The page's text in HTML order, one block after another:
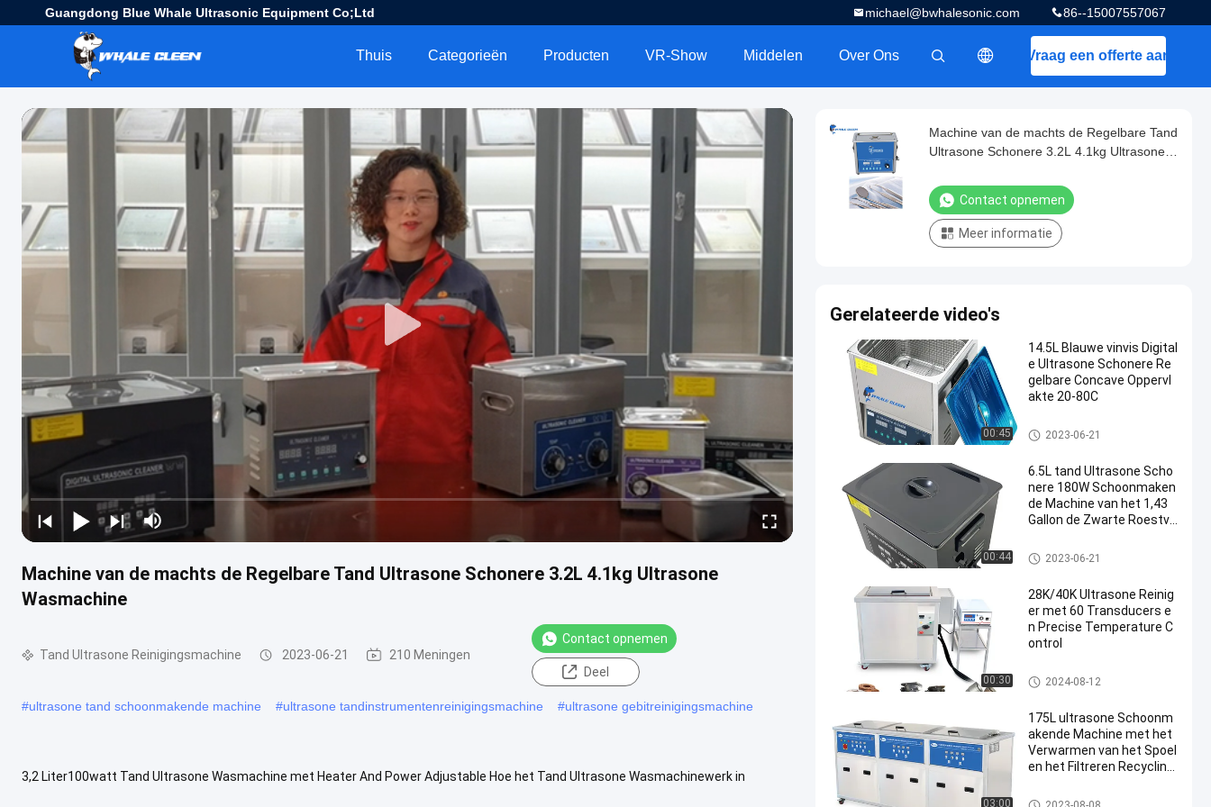
Guangdong Blue Whale Ultrasonic Equipment Co;Ltd 86--15007557067
michael@bwhalesonic.com
Vraag een offerte aan
Thuis Categorieën Producten VR-Show Middelen Over Ons
Machine van de machts de Regelbare Tand Ultrasone Schonere 3.2L 4.1kg Ultrasone
Wasmachine
Tand Ultrasone Reinigingsmachine 2023-06-21 210 Meningen
Contact opnemen
Deel
#ultrasone tand schoonmakende machine #ultrasone tandinstrumentenreinigingsmachine #ultrasone gebitreinigingsmachine
3,2 Liter100watt Tand Ultrasone Wasmachine met Heater And Power Adjustable Hoe het Tand Ultrasone Wasmachinewerk in
Machine van de machts de Regelbare Tand
Ultrasone Schonere 3.2L 4.1kg Ultrasone
Contact opnemen
Meer informatie
Gerelateerde video's
00:45
14.5L Blauwe vinvis Digital
e Ultrasone Schonere Re
gelbare Concave Oppervl
akte 20-80C
Digitale Ultrasone Reinigings
machine
2023-06-21
00:44
6.5L tand Ultrasone Scho
nere 180W Schoonmaken
de Machine van het 1,43
Gallon de Zwarte Roestvri
Tand Ultrasone Reinigingsma
chine
2023-06-21
00:30
28K/40K Ultrasone Reinig
er met 60 Transducers e
n Precise Temperature C
ontrol
Ultrasone Delenreinigingsmac
hine
2024-08-12
03:00
175L ultrasone Schoonm
akende Machine met het
Verwarmen van het Spoel
en het Filtreren Recycling
Industriële Ultrasone Reinigin